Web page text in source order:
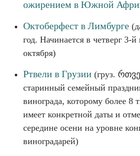
ожирением в Южной
Октоберфест в Лимбурге
год. Начинается в четверг 3-й
октября)
Ртвели в Грузии (груз.
старинный семейный
винограда, которому более 8
имеет конкретной даты и
середине осени на уровне
виноградарей)